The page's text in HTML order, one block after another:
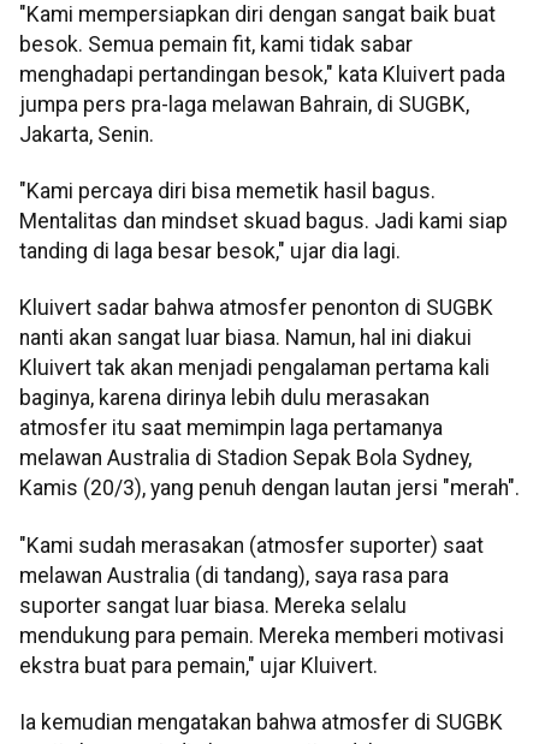
"Kami mempersiapkan diri dengan sangat baik buat
besok. Semua pemain fit, kami tidak sabar
menghadapi pertandingan besok," kata Kluivert pada
jumpa pers pra-laga melawan Bahrain, di SUGBK,
Jakarta, Senin.
"Kami percaya diri bisa memetik hasil bagus.
Mentalitas dan mindset skuad bagus. Jadi kami siap
tanding di laga besar besok," ujar dia lagi.
Kluivert sadar bahwa atmosfer penonton di SUGBK
nanti akan sangat luar biasa. Namun, hal ini diakui
Kluivert tak akan menjadi pengalaman pertama kali
baginya, karena dirinya lebih dulu merasakan
atmosfer itu saat memimpin laga pertamanya
melawan Australia di Stadion Sepak Bola Sydney,
Kamis (20/3), yang penuh dengan lautan jersi "merah".
"Kami sudah merasakan (atmosfer suporter) saat
melawan Australia (di tandang), saya rasa para
suporter sangat luar biasa. Mereka selalu
mendukung para pemain. Mereka memberi motivasi
ekstra buat para pemain," ujar Kluivert.
Ia kemudian mengatakan bahwa atmosfer di SUGBK